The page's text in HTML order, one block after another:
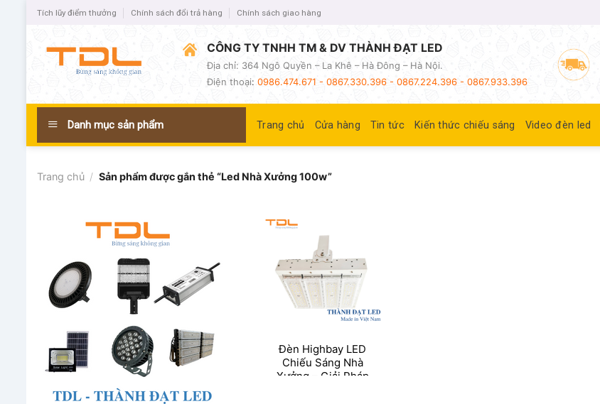
Tích lũy điểm thưởng Chính sách đổi trả hàng Chính sách giao hàng
CÔNG TY TNHH TM & DV THÀNH ĐẠT LED
Địa chỉ: 364 Ngô Quyền – La Khê – Hà Đông – Hà Nội.
Điện thoại: 0986.474.671 - 0867.330.396 - 0867.224.396 - 0867.933.396
Danh mục sản phẩm Trang chủ Cửa hàng Tin tức Kiến thức chiếu sáng Video đèn led
Trang chủ / Sản phẩm được gắn thẻ “Led Nhà Xưởng 100w”
Đèn Highbay LED
Chiếu Sáng Nhà
Xưởng – Giải Pháp